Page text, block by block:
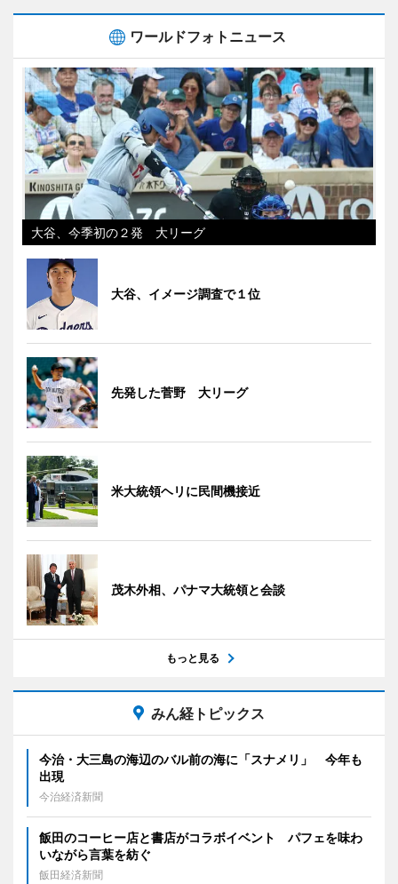
ワールドフォトニュース
大谷、今季初の２発 大リーグ
大谷、イメージ調査で１位
先発した菅野 大リーグ
米大統領ヘリに民間機接近
茂木外相、パナマ大統領と会談
もっと見る
みん経トピックス
今治・大三島の海辺のバル前の海に「スナメリ」 今年も
出現
今治経済新聞
飯田のコーヒー店と書店がコラボイベント パフェを味わ
いながら言葉を紡ぐ
飯田経済新聞